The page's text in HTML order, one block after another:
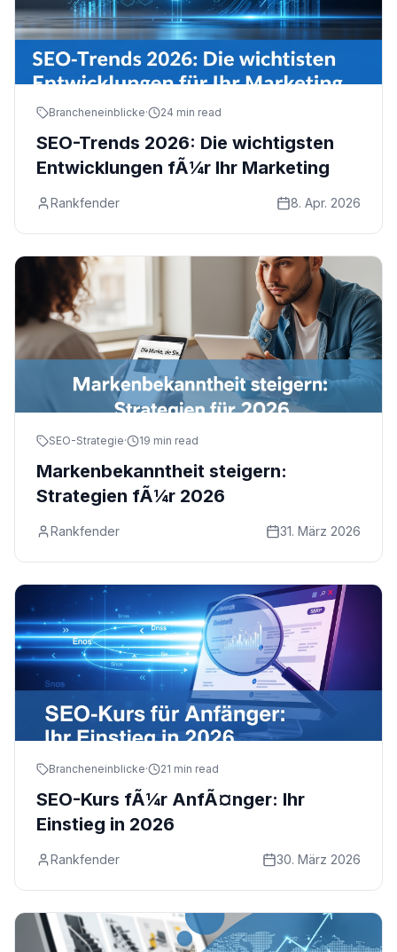
Brancheneinblicke· 24 min read
SEO-Trends 2026: Die wichtigsten
Entwicklungen fÃ¼r Ihr Marketing
Rankfender 8. Apr. 2026
SEO-Strategie· 19 min read
Markenbekanntheit steigern:
Strategien fÃ¼r 2026
Rankfender 31. März 2026
Brancheneinblicke· 21 min read
SEO-Kurs fÃ¼r AnfÃ¤nger: Ihr
Einstieg in 2026
Rankfender 30. März 2026